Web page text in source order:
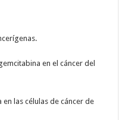
en el cáncer del
las células de cáncer de